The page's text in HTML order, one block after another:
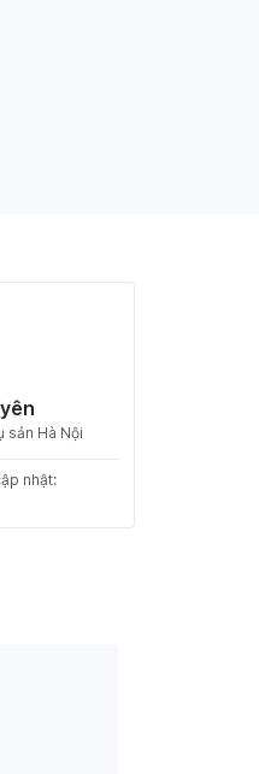
sản Hà Nội
nhật: